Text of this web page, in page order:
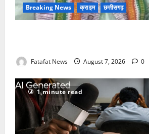
Breaking News क्राइम छत्तीसगढ़
Fatafat News August 7, 2026 0
1 minute read